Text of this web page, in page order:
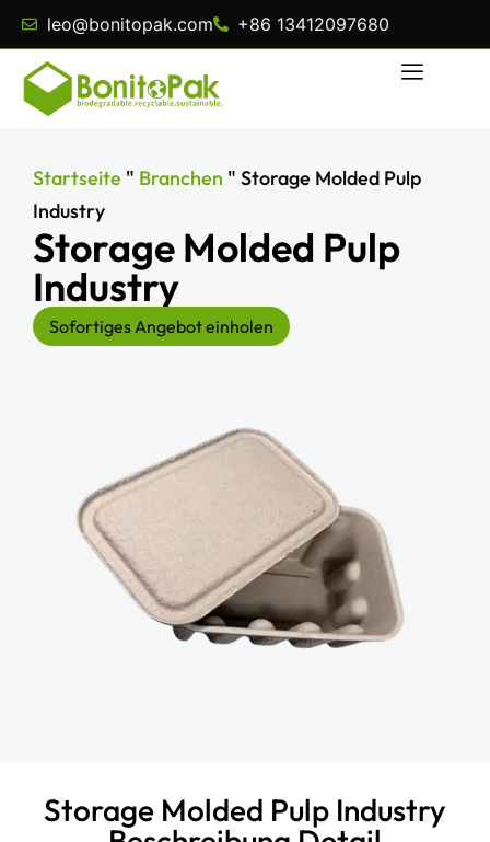
leo@bonitopak.com +86 13412097680
Startseite " Branchen " Storage Molded Pulp
Industry
Storage Molded Pulp
Industry
Sofortiges Angebot einholen
Storage Molded Pulp Industry